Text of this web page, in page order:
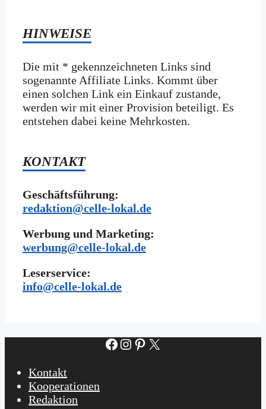
HINWEISE
Die mit * gekennzeichneten Links sind
sogenannte Affiliate Links. Kommt über
einen solchen Link ein Einkauf zustande,
werden wir mit­ einer Provision beteiligt. Es
entstehen dabei keine Mehrkosten.
KONTAKT
Geschäftsführung:
redaktion@celle-lokal.de
Werbung und Marketing:
werbung@celle-lokal.de
Leserservice:
info@celle-lokal.de
Facebook
Instagram
Pinterest
X
Kontakt
Kooperationen
Redaktion